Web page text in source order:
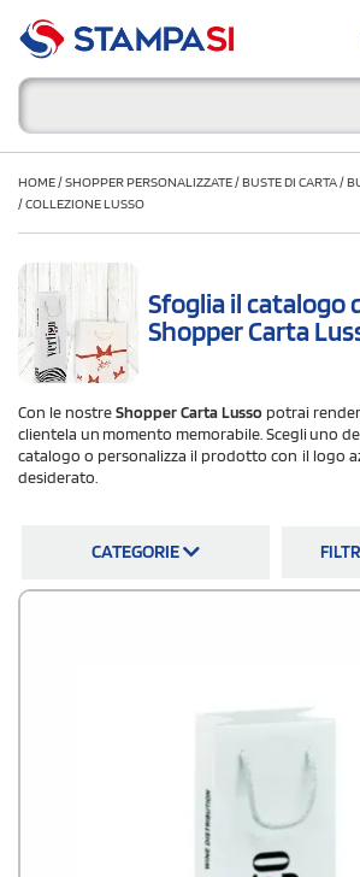
HOME/SHOPPER PERSONALIZZATE/BUSTE DI CARTA/
/COLLEZIONE LUSSO
Sfoglia il catalogo
Shopper Carta
Con le nostreShopper Carta Lusso potrai
clientela un momento memorabile. Scegli uno
catalogo o personalizza il prodotto con il logo
desiderato.
CATEGORIE